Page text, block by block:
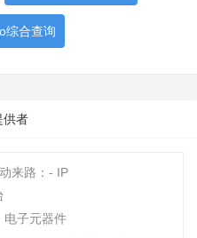
综合查询
供者
来路： - IP
电子元器件